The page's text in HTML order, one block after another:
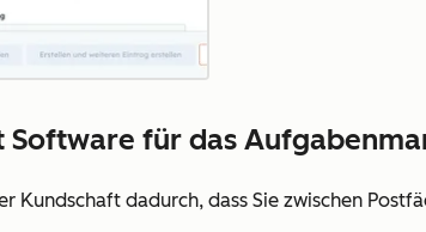
für das
dadurch, dass Sie zwischen